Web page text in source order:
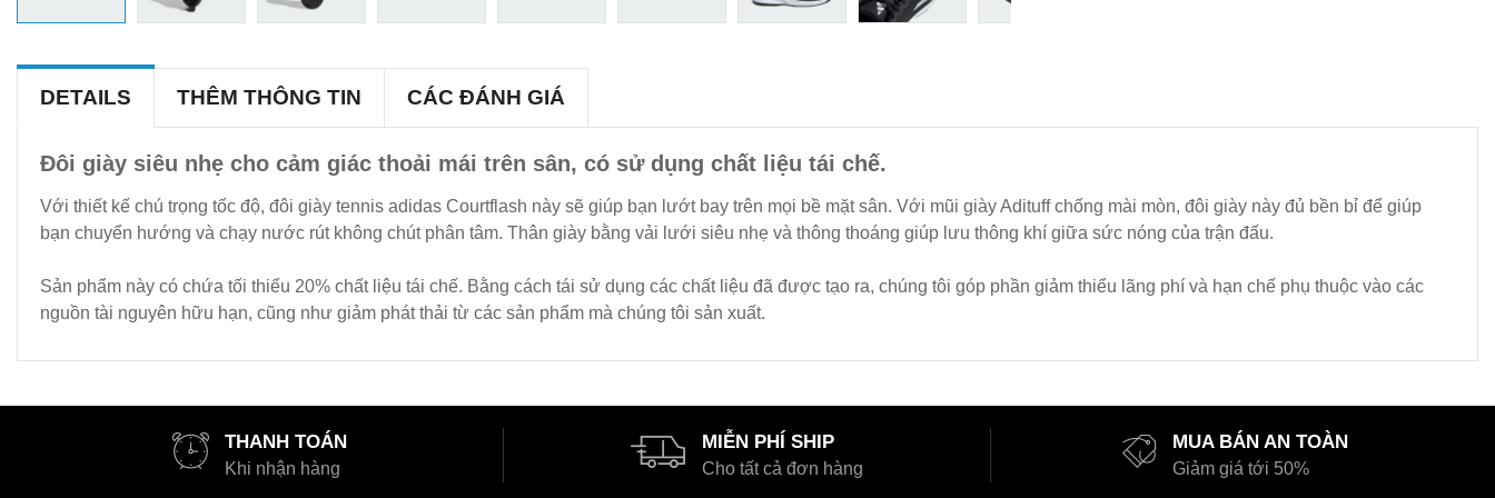
DETAILS THÊM THÔNG TIN CÁC ĐÁNH GIÁ
Đôi giày siêu nhẹ cho cảm giác thoải mái trên sân, có sử dụng chất liệu tái chế.
Với thiết kế chú trọng tốc độ, đôi giày tennis adidas Courtflash này sẽ giúp bạn lướt bay trên mọi bề mặt sân. Với mũi giày Adituff chống mài mòn, đôi giày này đủ bền bỉ để giúp
bạn chuyển hướng và chạy nước rút không chút phân tâm. Thân giày bằng vải lưới siêu nhẹ và thông thoáng giúp lưu thông khí giữa sức nóng của trận đấu.
Sản phẩm này có chứa tối thiểu 20% chất liệu tái chế. Bằng cách tái sử dụng các chất liệu đã được tạo ra, chúng tôi góp phần giảm thiểu lãng phí và hạn chế phụ thuộc vào các
nguồn tài nguyên hữu hạn, cũng như giảm phát thải từ các sản phẩm mà chúng tôi sản xuất.
THANH TOÁN
Khi nhận hàng
MIỄN PHÍ SHIP
Cho tất cả đơn hàng
MUA BÁN AN TOÀN
Giảm giá tới 50%